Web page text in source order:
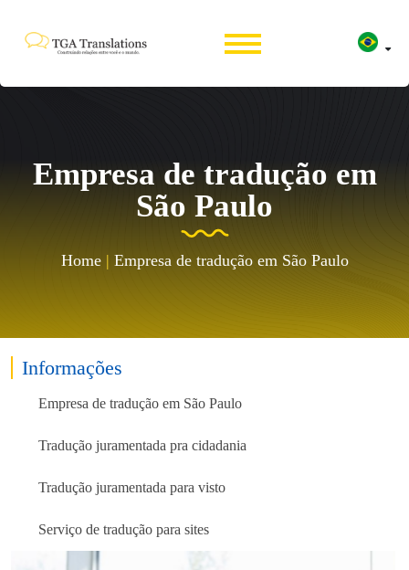
Empresa de tradução em
São Paulo
Home| Empresa de tradução em São Paulo
Informações
Empresa de tradução em São Paulo
Tradução juramentada pra cidadania
Tradução juramentada para visto
Serviço de tradução para sites